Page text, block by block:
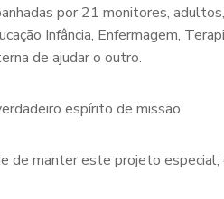
por 21 monitores,
Infância, Enfermagem,
de ajudar o outro.
espírito de missão.
manter este projeto